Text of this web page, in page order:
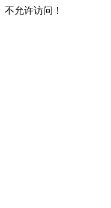
不允许访问！